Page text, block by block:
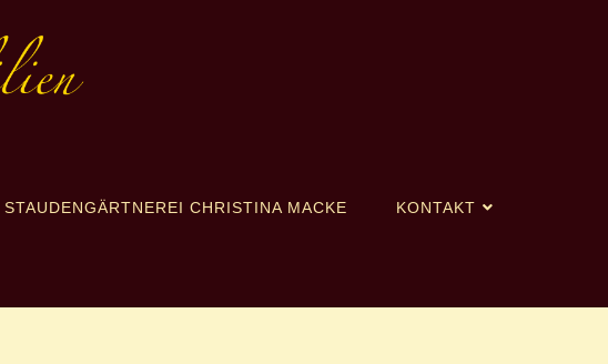
STAUDENGÄRTNEREI CHRISTINA MACKE KONTAKT